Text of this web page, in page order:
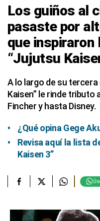
Los guiños al
pasaste por
que inspiraron
“Jujutsu
A lo largo de su
Kaisen” le rinde tributo
Fincher y hasta Disney.
¿Qué opina Gege
Revisa aquí la lista
Kaisen 3”